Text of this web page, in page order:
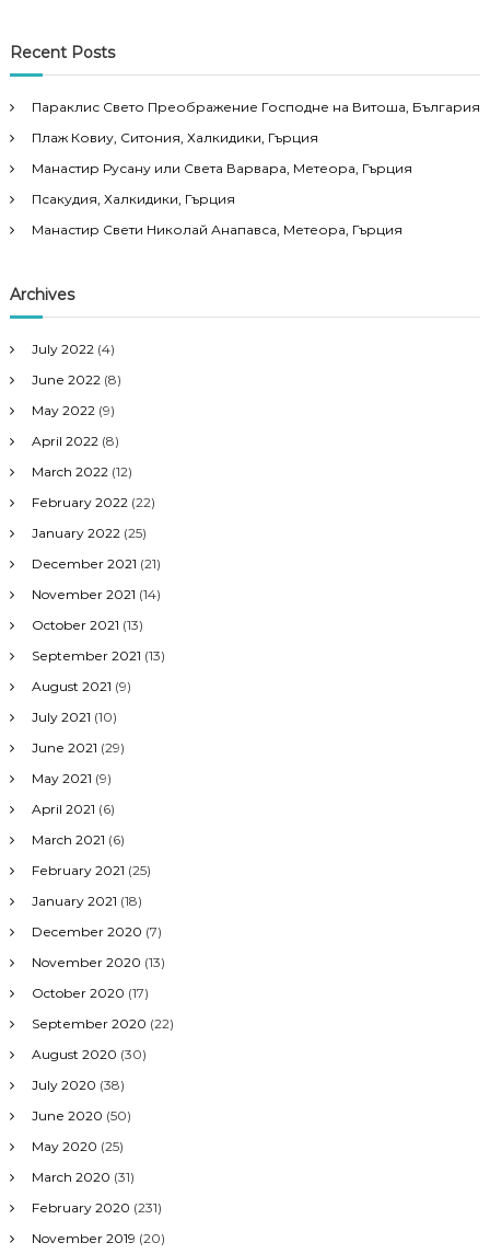
Recent Posts
Параклис Свето Преображение Господне на Витоша, България
Плаж Ковиу, Ситония, Халкидики, Гърция
Манастир Русану или Света Варвара, Метеора, Гърция
Псакудия, Халкидики, Гърция
Манастир Свети Николай Анапавса, Метеора, Гърция
Archives
July 2022(4)
June 2022(8)
May 2022(9)
April 2022(8)
March 2022(12)
February 2022(22)
January 2022(25)
December 2021 (21)
November 2021 (14)
October 2021 (13)
September 2021 (13)
August 2021 (9)
July 2021 (10)
June 2021 (29)
May 2021 (9)
April 2021 (6)
March 2021 (6)
February 2021 (25)
January 2021 (18)
December 2020 (7)
November 2020 (13)
October 2020 (17)
September 2020 (22)
August 2020 (30)
July 2020 (38)
June 2020 (50)
May 2020 (25)
March 2020 (31)
February 2020 (231)
November 2019 (20)